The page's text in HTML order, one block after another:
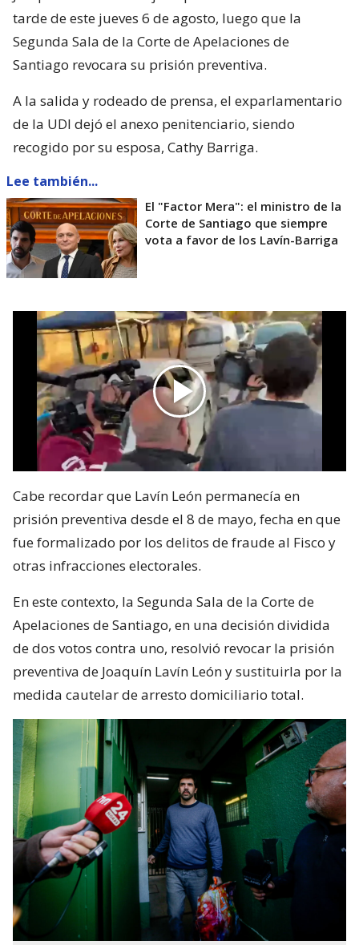
tarde de este jueves 6 de agosto, luego que la
Segunda Sala de la Corte de Apelaciones de
Santiago revocara su prisión preventiva.
A la salida y rodeado de prensa, el exparlamentario
de la UDI dejó el anexo penitenciario, siendo
recogido por su esposa, Cathy Barriga.
Lee también...
El "Factor Mera": el ministro de la
Corte de Santiago que siempre
vota a favor de los Lavín-Barriga
Cabe recordar que Lavín León permanecía en
prisión preventiva desde el 8 de mayo, fecha en que
fue formalizado por los delitos de fraude al Fisco y
otras infracciones electorales.
En este contexto, la Segunda Sala de la Corte de
Apelaciones de Santiago, en una decisión dividida
de dos votos contra uno, resolvió revocar la prisión
preventiva de Joaquín Lavín León y sustituirla por la
medida cautelar de arresto domiciliario total.